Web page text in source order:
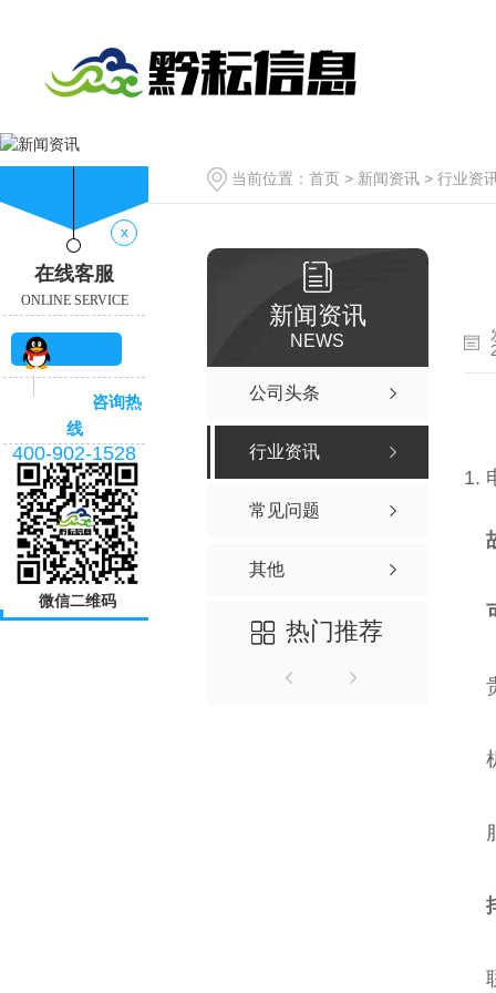
当前位置： 首页 > 新闻资讯 > 行业资
新闻资讯
NEWS
公司头条
行业资讯
常见问题
其他
热门推荐
1.
x
在线客服
ONLINE SERVICE
咨询热
线
400-902-1528
微信二维码